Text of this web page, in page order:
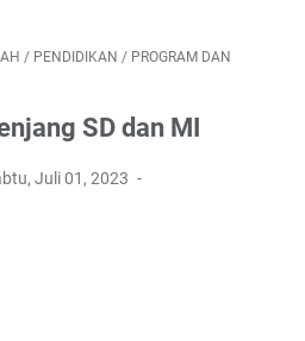
/ PENDIDIKAN / PROGRAM DAN
SD dan MI
Juli 01, 2023